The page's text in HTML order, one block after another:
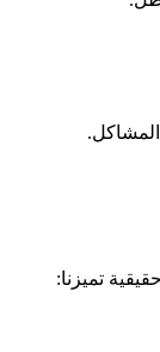
تميزنا: